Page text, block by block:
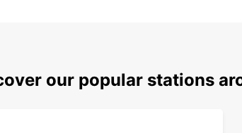
our popular stations